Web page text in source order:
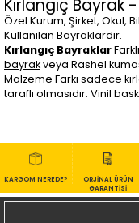
Kırlangıç Bayrak
Özel Kurum, Şirket, Okul,
Kullanılan Bayraklardır.
Kırlangıç Bayraklar
bayrakveya Rashel
Malzeme Farkı sadece
taraflı olmasıdır. Vinil
KARGOM NEREDE?
ORJİNAL ÜRÜN
GARANTİSİ